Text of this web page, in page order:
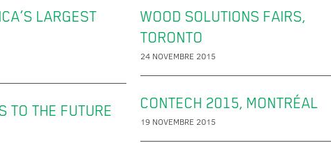
LARGEST
TO THE FUTURE
WOOD SOLUTIONS FAIRS,
TORONTO
24 NOVEMBRE 2015
CONTECH 2015, MONTRÉAL
19 NOVEMBRE 2015